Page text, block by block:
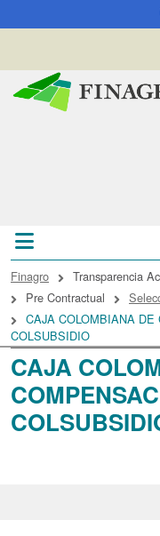
Pasar al contenido
CAJA
Finagro Transparencia
Pre Contractual
CAJA COLOMBIANA
COLSUBSIDIO